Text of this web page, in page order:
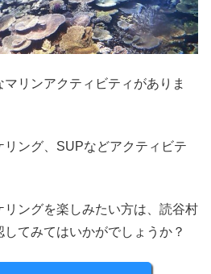
リンアクティビティがありま
リング、SUPなどアクティビテ
リングを楽しみたい方は、読谷村
てみてはいかがでしょうか？